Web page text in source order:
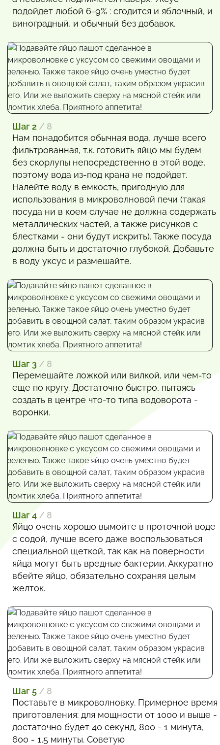
подойдет любой 6-9% : сгодится и яблочный, и
виноградный, и обычный без добавок.
Шаг 2 / 8
Нам понадобится обычная вода, лучше всего
фильтрованная, т.к. готовить яйцо мы будем
без скорлупы непосредственно в этой воде,
поэтому вода из-под крана не подойдет.
Налейте воду в емкость, пригодную для
использования в микроволновой печи (такая
посуда ни в коем случае не должна содержать
металлических частей, а также рисунков с
блестками - они будут искрить). Также посуда
должна быть и достаточно глубокой. Добавьте
в воду уксус и размешайте.
Шаг 3 / 8
Перемешайте ложкой или вилкой, или чем-то
еще по кругу. Достаточно быстро, пытаясь
создать в центре что-то типа водоворота -
воронки.
Шаг 4 / 8
Яйцо очень хорошо вымойте в проточной воде
с содой, лучше всего даже воспользоваться
специальной щеткой, так как на поверности
яйца могут быть вредные бактерии. Аккуратно
вбейте яйцо, обязательно сохраняя целым
желток.
Шаг 5 / 8
Поставьте в микроволновку. Примерное время
приготовления: для мощности от 1000 и выше -
достаточно будет 40 секунд, 800 - 1 минута,
600 - 1,5 минуты. Советую